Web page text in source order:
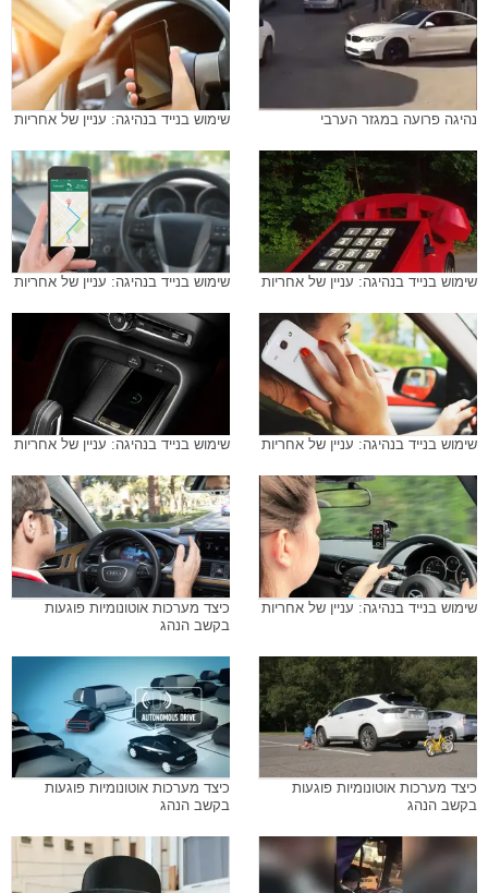
נהיגה פרועה במגזר הערבי שימוש בנייד בנהיגה: עניין של אחריות
שימוש בנייד בנהיגה: עניין של אחריות שימוש בנייד בנהיגה: עניין של אחריות
שימוש בנייד בנהיגה: עניין של אחריות שימוש בנייד בנהיגה: עניין של אחריות
שימוש בנייד בנהיגה: עניין של אחריות
כיצד מערכות אוטונומיות פוגעות
בקשב הנהג
כיצד מערכות אוטונומיות פוגעות
בקשב הנהג
כיצד מערכות אוטונומיות פוגעות
בקשב הנהג